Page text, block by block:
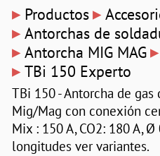
▸ Productos▸
▸ Antorchas de
▸ Antorcha MIG MAG▸
▸ TBi 150 Experto
TBi 150 - Antorcha de
Mig/Mag con conexión
Mix : 150 A, CO2: 180 A,
longitudes ver variantes.